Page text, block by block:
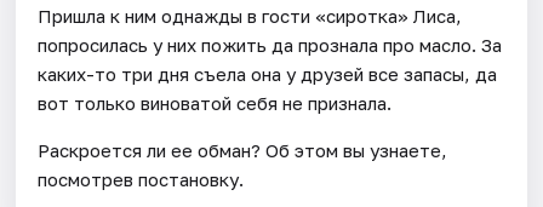
Пришла к ним однажды в гости «сиротка» Лиса,
попросилась у них пожить да прознала про масло. За
каких-то три дня съела она у друзей все запасы, да
вот только виноватой себя не признала.
Раскроется ли ее обман? Об этом вы узнаете,
посмотрев постановку.